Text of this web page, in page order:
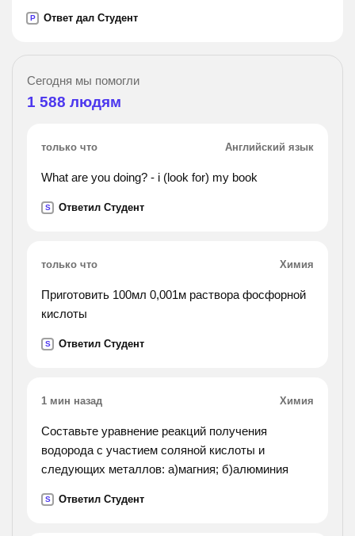
P Ответ дал Студент
Сегодня мы помогли
1 588 людям
только что Английский язык
What are you doing? - i (look for) my book
S Ответил Студент
только что Химия
Приготовить 100мл 0,001м раствора фосфорной
кислоты
S Ответил Студент
1 мин назад Химия
Составьте уравнение реакций получения
водорода с участием соляной кислоты и
следующих металлов: а)магния; б)алюминия
S Ответил Студент